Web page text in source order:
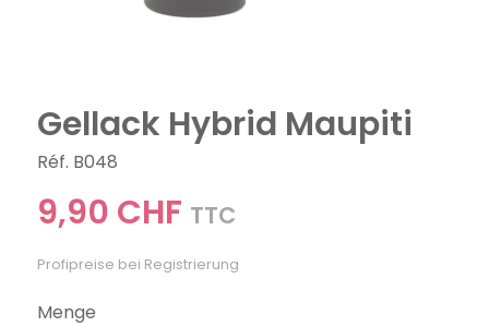
Gellack Hybrid Maupiti
Réf. B048
9,90 CHF TTC
Profipreise bei Registrierung
Menge